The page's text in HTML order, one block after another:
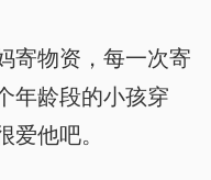
寄物资，每一次寄
年龄段的小孩穿
他吧。